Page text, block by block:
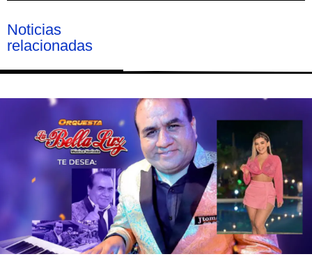
Noticias
relacionadas
PáginaPágina
Página
Página
Página